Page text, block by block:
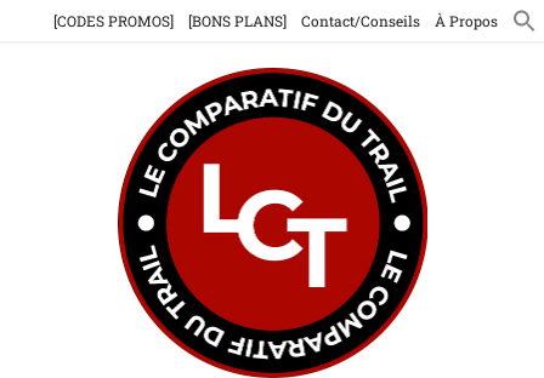
[CODES PROMOS] [BONS PLANS] Contact/Conseils À Propos